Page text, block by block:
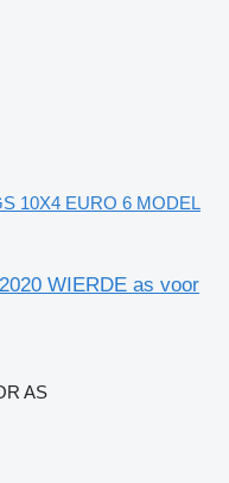
10X4 EURO 6 MODEL
WIERDE as voor
AS